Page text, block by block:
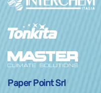
Paper Point Srl